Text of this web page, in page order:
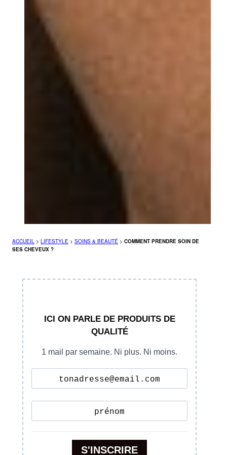
ACCUEIL > LIFESTYLE > SOINS & BEAUTÉ > COMMENT PRENDRE SOIN DE
SES CHEVEUX ?